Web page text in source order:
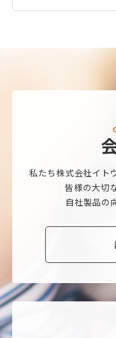
私たち株式会社イト
皆様の大切
自社製品の